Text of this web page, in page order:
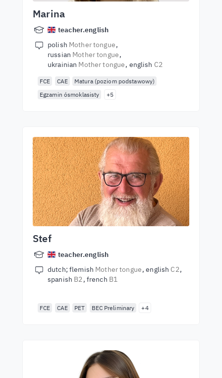
Marina
teacher.english
polish Mother tongue
russian Mother tongue
ukrainian Mother tongue english C2
FCE CAE
Matura (poziom podstawowy)
Egzamin ósmoklasisty
+5
Stef
teacher.english
dutch; flemish Mother tongue english C2
spanish B2 french B1
FCE CAE PET BEC Preliminary +4